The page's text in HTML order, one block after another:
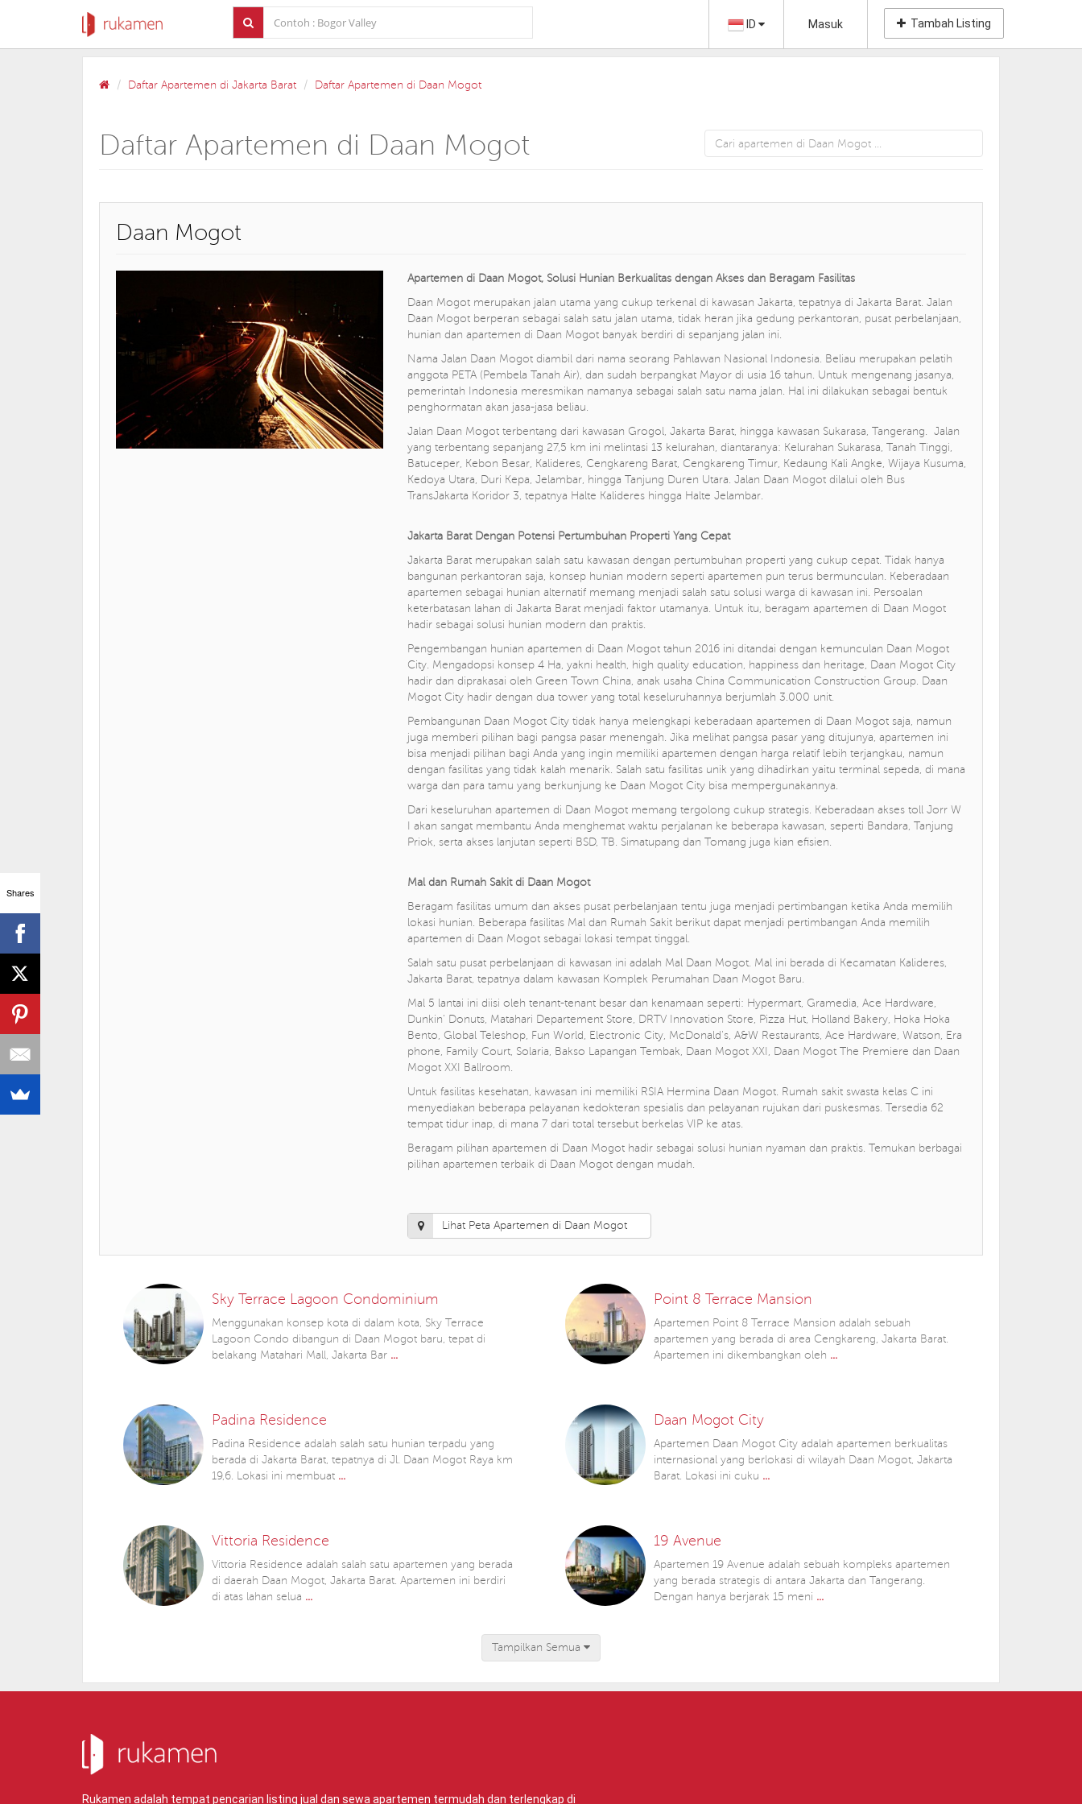
ID Masuk Tambah Listing
Daftar Apartemen di Jakarta Barat Daftar Apartemen di Daan Mogot
Daftar Apartemen di Daan Mogot
Daan Mogot
Apartemen di Daan Mogot, Solusi Hunian Berkualitas dengan Akses dan Beragam Fasilitas
Daan Mogot merupakan jalan utama yang cukup terkenal di kawasan Jakarta, tepatnya di Jakarta Barat. Jalan
Daan Mogot berperan sebagai salah satu jalan utama, tidak heran jika gedung perkantoran, pusat perbelanjaan,
hunian dan apartemen di Daan Mogot banyak berdiri di sepanjang jalan ini.
Nama Jalan Daan Mogot diambil dari nama seorang Pahlawan Nasional Indonesia. Beliau merupakan pelatih
anggota PETA (Pembela Tanah Air), dan sudah berpangkat Mayor di usia 16 tahun. Untuk mengenang jasanya,
pemerintah Indonesia meresmikan namanya sebagai salah satu nama jalan. Hal ini dilakukan sebagai bentuk
penghormatan akan jasa-jasa beliau.
Jalan Daan Mogot terbentang dari kawasan Grogol, Jakarta Barat, hingga kawasan Sukarasa, Tangerang. Jalan
yang terbentang sepanjang 27,5 km ini melintasi 13 kelurahan, diantaranya: Kelurahan Sukarasa, Tanah Tinggi,
Batuceper, Kebon Besar, Kalideres, Cengkareng Barat, Cengkareng Timur, Kedaung Kali Angke, Wijaya Kusuma,
Kedoya Utara, Duri Kepa, Jelambar, hingga Tanjung Duren Utara. Jalan Daan Mogot dilalui oleh Bus
TransJakarta Koridor 3, tepatnya Halte Kalideres hingga Halte Jelambar.
Jakarta Barat Dengan Potensi Pertumbuhan Properti Yang Cepat
Jakarta Barat merupakan salah satu kawasan dengan pertumbuhan properti yang cukup cepat. Tidak hanya
bangunan perkantoran saja, konsep hunian modern seperti apartemen pun terus bermunculan. Keberadaan
apartemen sebagai hunian alternatif memang menjadi salah satu solusi warga di kawasan ini. Persoalan
keterbatasan lahan di Jakarta Barat menjadi faktor utamanya. Untuk itu, beragam apartemen di Daan Mogot
hadir sebagai solusi hunian modern dan praktis.
Pengembangan hunian apartemen di Daan Mogot tahun 2016 ini ditandai dengan kemunculan Daan Mogot
City. Mengadopsi konsep 4 Ha, yakni health, high quality education, happiness dan heritage, Daan Mogot City
hadir dan diprakasai oleh Green Town China, anak usaha China Communication Construction Group. Daan
Mogot City hadir dengan dua tower yang total keseluruhannya berjumlah 3.000 unit.
Pembangunan Daan Mogot City tidak hanya melengkapi keberadaan apartemen di Daan Mogot saja, namun
juga memberi pilihan bagi pangsa pasar menengah. Jika melihat pangsa pasar yang ditujunya, apartemen ini
bisa menjadi pilihan bagi Anda yang ingin memiliki apartemen dengan harga relatif lebih terjangkau, namun
dengan fasilitas yang tidak kalah menarik. Salah satu fasilitas unik yang dihadirkan yaitu terminal sepeda, di mana
warga dan para tamu yang berkunjung ke Daan Mogot City bisa mempergunakannya.
Dari keseluruhan apartemen di Daan Mogot memang tergolong cukup strategis. Keberadaan akses toll Jorr W
I akan sangat membantu Anda menghemat waktu perjalanan ke beberapa kawasan, seperti Bandara, Tanjung
Priok, serta akses lanjutan seperti BSD, TB. Simatupang dan Tomang juga kian efisien.
Mal dan Rumah Sakit di Daan Mogot
Beragam fasilitas umum dan akses pusat perbelanjaan tentu juga menjadi pertimbangan ketika Anda memilih
lokasi hunian. Beberapa fasilitas Mal dan Rumah Sakit berikut dapat menjadi pertimbangan Anda memilih
apartemen di Daan Mogot sebagai lokasi tempat tinggal.
Salah satu pusat perbelanjaan di kawasan ini adalah Mal Daan Mogot. Mal ini berada di Kecamatan Kalideres,
Jakarta Barat, tepatnya dalam kawasan Komplek Perumahan Daan Mogot Baru.
Mal 5 lantai ini diisi oleh tenant-tenant besar dan kenamaan seperti: Hypermart, Gramedia, Ace Hardware,
Dunkin' Donuts, Matahari Departement Store, DRTV Innovation Store, Pizza Hut, Holland Bakery, Hoka Hoka
Bento, Global Teleshop, Fun World, Electronic City, McDonald's, A&W Restaurants, Ace Hardware, Watson, Era
phone, Family Court, Solaria, Bakso Lapangan Tembak, Daan Mogot XXI, Daan Mogot The Premiere dan Daan
Mogot XXI Ballroom.
Untuk fasilitas kesehatan, kawasan ini memiliki RSIA Hermina Daan Mogot. Rumah sakit swasta kelas C ini
menyediakan beberapa pelayanan kedokteran spesialis dan pelayanan rujukan dari puskesmas. Tersedia 62
tempat tidur inap, di mana 7 dari total tersebut berkelas VIP ke atas.
Beragam pilihan apartemen di Daan Mogot hadir sebagai solusi hunian nyaman dan praktis. Temukan berbagai
pilihan apartemen terbaik di Daan Mogot dengan mudah.
Lihat Peta Apartemen di Daan Mogot
Sky Terrace Lagoon Condominium
Menggunakan konsep kota di dalam kota, Sky Terrace
Lagoon Condo dibangun di Daan Mogot baru, tepat di
belakang Matahari Mall, Jakarta Bar ...
Point 8 Terrace Mansion
Apartemen Point 8 Terrace Mansion adalah sebuah
apartemen yang berada di area Cengkareng, Jakarta Barat.
Apartemen ini dikembangkan oleh ...
Padina Residence
Padina Residence adalah salah satu hunian terpadu yang
berada di Jakarta Barat, tepatnya di Jl. Daan Mogot Raya km
19,6. Lokasi ini membuat ...
Daan Mogot City
Apartemen Daan Mogot City adalah apartemen berkualitas
internasional yang berlokasi di wilayah Daan Mogot, Jakarta
Barat. Lokasi ini cuku ...
Vittoria Residence
Vittoria Residence adalah salah satu apartemen yang berada
di daerah Daan Mogot, Jakarta Barat. Apartemen ini berdiri
di atas lahan selua ...
19 Avenue
Apartemen 19 Avenue adalah sebuah kompleks apartemen
yang berada strategis di antara Jakarta dan Tangerang.
Dengan hanya berjarak 15 meni ...
Tampilkan Semua
Rukamen adalah tempat pencarian listing jual dan sewa apartemen termudah dan terlengkap di
Shares